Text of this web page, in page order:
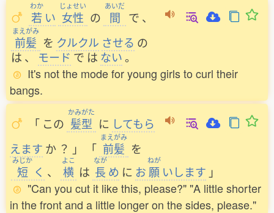
わか
若 い
じょせい
女性 の
あいだ
間 で 、
まえがみ
前髪 を クルクル させる の
は 、モード で は ない。
It's not the mode for young girls to curl their
bangs.
「 この
かみがた
髪型 に してもら
えます か ？ 」 「
まえがみ
前髪 を
みじか
短 く 、
よこ
横 は
なが
長 め に お
ねが
願 いします 」
"Can you cut it like this, please?" "A little shorter
in the front and a little longer on the sides, please."